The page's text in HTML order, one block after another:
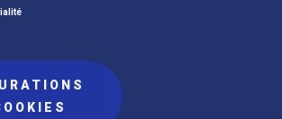
de cookies Protection des données